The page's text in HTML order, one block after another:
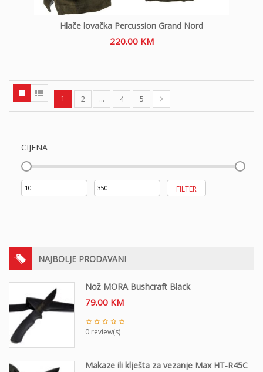
CIJENA
FILTER
NAJBOLJE PRODAVANI
Nož MORA Bushcraft Black
79.00 KM
0 review(s)
Makaze ili klješta za vezanje Max HT-R45C
Hlače lovačka Percussion Grand Nord
220.00 KM
1 2 … 4 5